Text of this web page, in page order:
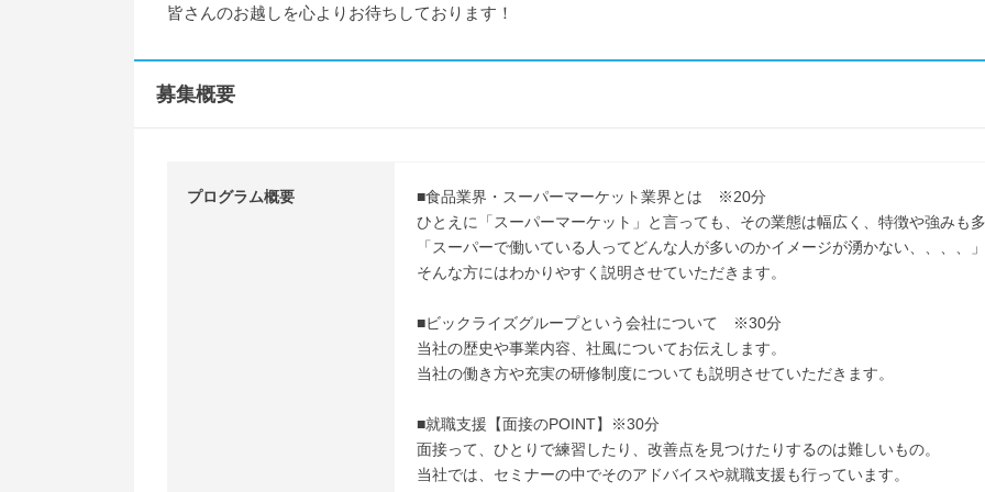
皆さんのお越しを心よりお待ちしております！
募集概要
プログラム概要
■食品業界・スーパーマーケット業界とは ※20分
ひとえに「スーパーマーケット」と言っても、その業態は幅広く、特徴や強みも多
「スーパーで働いている人ってどんな人が多いのかイメージが湧かない、、、、」
そんな方にはわかりやすく説明させていただきます。
■ビックライズグループという会社について ※30分
当社の歴史や事業内容、社風についてお伝えします。
当社の働き方や充実の研修制度についても説明させていただきます。
■就職支援【面接のPOINT】※30分
面接って、ひとりで練習したり、改善点を見つけたりするのは難しいもの。
当社では、セミナーの中でそのアドバイスや就職支援も行っています。